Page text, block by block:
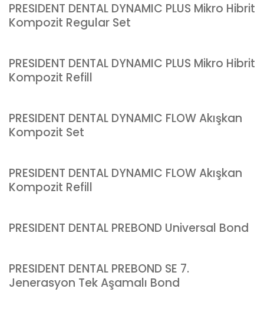
PRESIDENT DENTAL DYNAMIC PLUS Mikro Hibrit
Kompozit Regular Set
PRESIDENT DENTAL DYNAMIC PLUS Mikro Hibrit
Kompozit Refill
PRESIDENT DENTAL DYNAMIC FLOW Akışkan
Kompozit Set
PRESIDENT DENTAL DYNAMIC FLOW Akışkan
Kompozit Refill
PRESIDENT DENTAL PREBOND Universal Bond
PRESIDENT DENTAL PREBOND SE 7.
Jenerasyon Tek Aşamalı Bond